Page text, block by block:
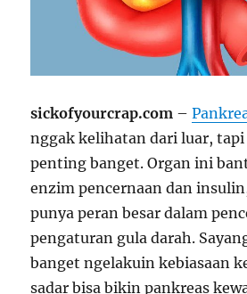
sickofyourcrap.com –
nggak kelihatan dari luar,
penting banget. Organ ini
enzim pencernaan dan
punya peran besar dalam
pengaturan gula darah.
banget ngelakuin kebiasaan
sadar bisa bikin pankreas